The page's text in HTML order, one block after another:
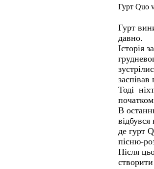
Гурт Quo
Гурт
давно.
Історія
Тоді
В
де гурт
пісню-
Після